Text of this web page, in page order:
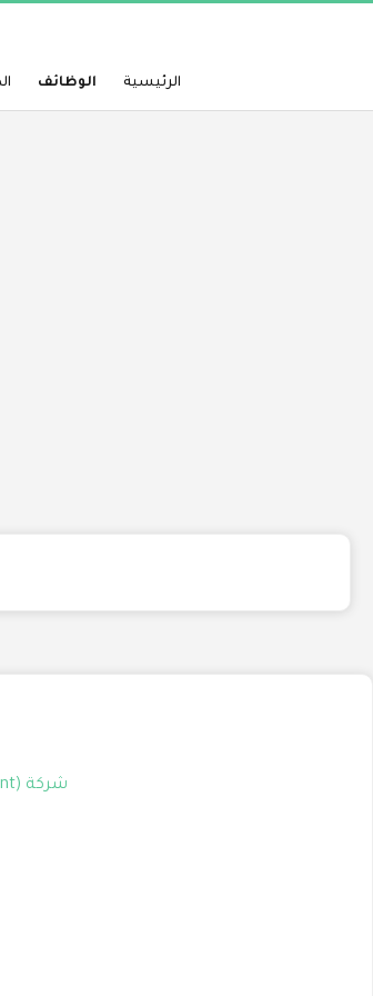
الرئيسية الوظائف
شركة (Confidential Government) تعلن عن توافر وظيفة شاغرة بمسمى (Financial Director) للعمل في الرياض السعودية.